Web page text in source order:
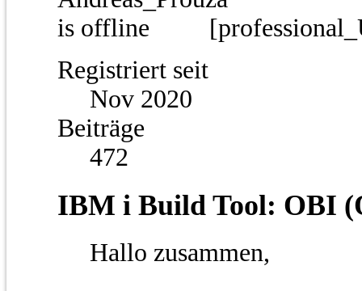
Registriert seit
Nov 2020
Beiträge
472
IBM i Build Tool: OBI
Hallo zusammen,